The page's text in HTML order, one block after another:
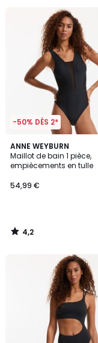
-50% DÈS 2*
ANNE WEYBURN
Maillot de bain 1 pièce,
empiècements en tulle
54,99 €
4,2
/ 5
4,2
/